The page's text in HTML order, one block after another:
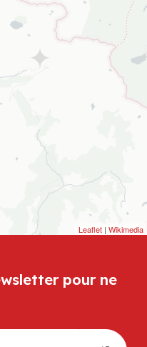
Leaflet | Wikimedia
pour ne